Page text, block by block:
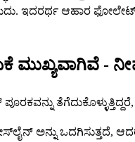
ಇದರರ್ಥ ಆಹಾರ ಫೋಲೇಟ್
ಮುಖ್ಯವಾಗಿವೆ -
ಅನ್ನು ಒದಗಿಸುತ್ತದೆ,